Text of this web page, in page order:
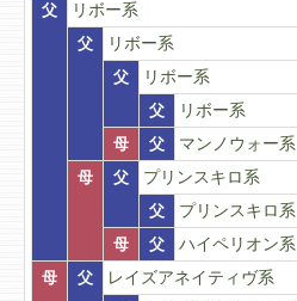
父
リボー系
父
リボー系
父
リボー系
父
リボー系
母
父
マンノウォー系
母
父
プリンスキロ系
父
プリンスキロ系
母
父
ハイペリオン系
母
父
レイズアネイティヴ系